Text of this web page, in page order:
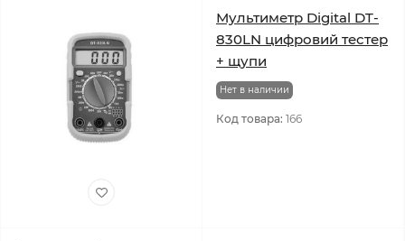
Мультиметр Digital DT-
830LN цифровий тестер
+ щупи
Нет в наличии
Код товара: 166